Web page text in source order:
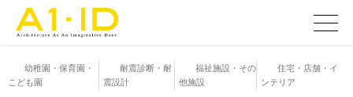
ツ
メ
ー
幼稚園・保育園・
こども園
耐震診断・耐
震設計
福祉施設・その
他施設
住宅・店舗・イ
ンテリア